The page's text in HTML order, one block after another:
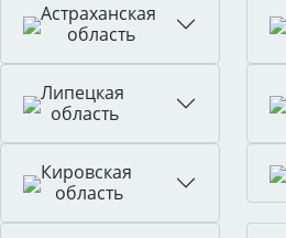
Астраханская
область
Липецкая
область
Кировская
область